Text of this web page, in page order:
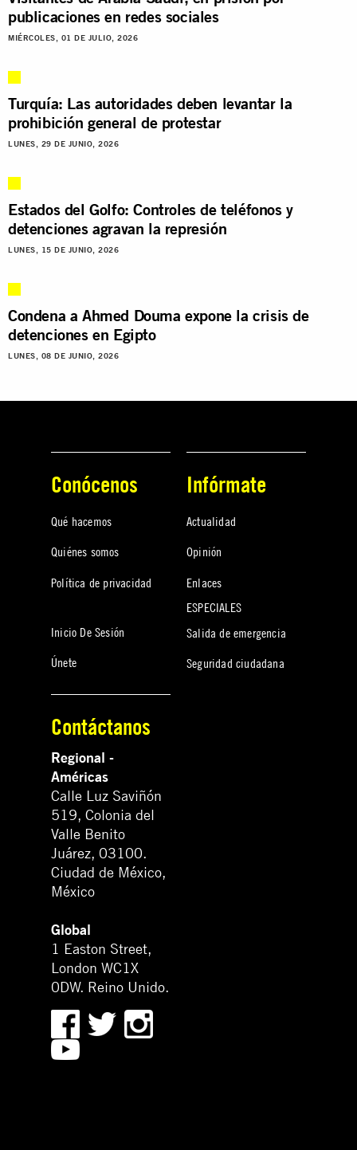
publicaciones en redes sociales
MIÉRCOLES, 01 DE JULIO, 2026
Turquía: Las autoridades deben levantar la
prohibición general de protestar
LUNES, 29 DE JUNIO, 2026
Estados del Golfo: Controles de teléfonos y
detenciones agravan la represión
LUNES, 15 DE JUNIO, 2026
Condena a Ahmed Douma expone la crisis de
detenciones en Egipto
LUNES, 08 DE JUNIO, 2026
Conócenos
Qué hacemos
Quiénes somos
Política de privacidad
Inicio De Sesión
Únete
Infórmate
Actualidad
Opinión
Enlaces
ESPECIALES
Salida de emergencia
Seguridad ciudadana
Contáctanos
Regional -
Américas
Calle Luz Saviñón
519, Colonia del
Valle Benito
Juárez, 03100.
Ciudad de México,
México
Global
1 Easton Street,
London WC1X
0DW. Reino Unido.